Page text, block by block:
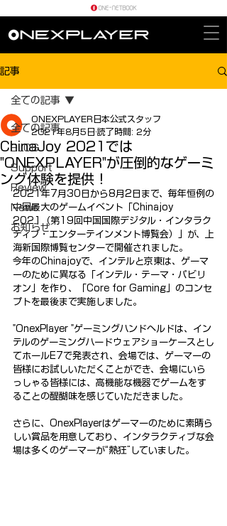
記事
全ての記事
BLOG
Support
Review
News
お知らせ
全ての記事
ChinaJoy 2021では
"ONEXPLAYER"が圧倒的なゲーミ
ング体験を提供！
ONEXPLAYER日本公式スタッフ
2021年8月5日 読了時間: 2分
2021年7月30日から8月2日まで、毎年恒例の
中国最大のゲームイベント「Chinajoy
2021（第19回中国国際デジタル・インタラク
ティブ・エンターテインメント博覧会）」が、上
海新国際博覧センターで開催されました。
今年のChinajoyで、インテルと京東は、ゲーマ
ーのために異なる「インテル・テーマ・パビリ
オン」を作り、「Core for Gaming」のコンセ
プトを最後まで実施しました。
"OnexPlayer "ゲーミングハンドヘルドは、イン
テルのゲーミングハードウェアショーケースとし
てホールE7で発表され、会場では、ゲーマーの
皆様にお試しいただくことができ、会場にいら
っしゃる皆様には、高機能な機器でゲームをす
ることの醍醐味を感じていただきました。
さらに、OnexPlayerはゲーマーのために素晴ら
しい賞品を用意しており、インタラクティブな会
場は多くのゲーマーが“熱狂”していました。